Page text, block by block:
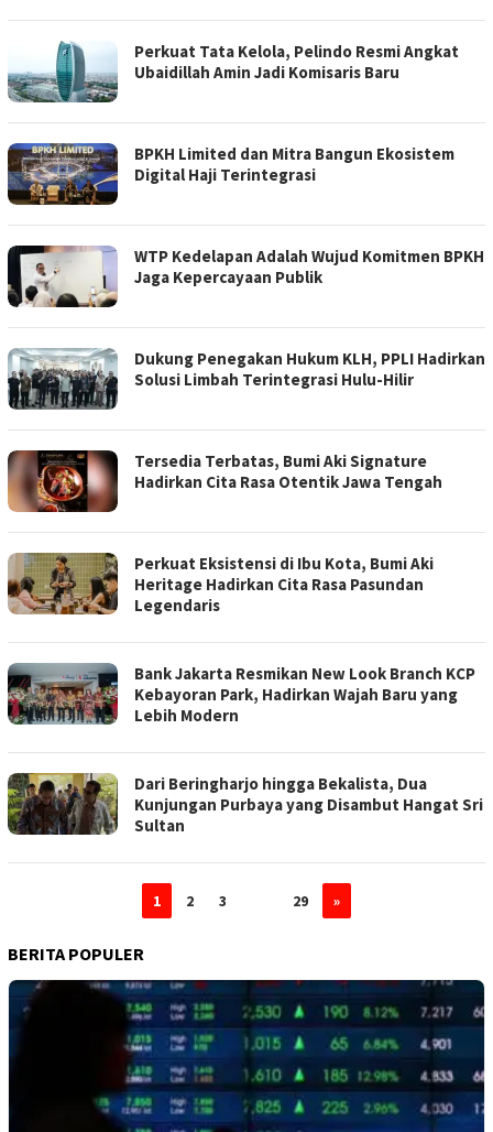
​Perkuat Tata Kelola, Pelindo Resmi Angkat
Ubaidillah Amin Jadi Komisaris Baru
BPKH Limited dan Mitra Bangun Ekosistem
Digital Haji Terintegrasi
WTP Kedelapan Adalah Wujud Komitmen BPKH
Jaga Kepercayaan Publik
Dukung Penegakan Hukum KLH, PPLI Hadirkan
Solusi Limbah Terintegrasi Hulu-Hilir
Tersedia Terbatas, Bumi Aki Signature
Hadirkan Cita Rasa Otentik Jawa Tengah
​Perkuat Eksistensi di Ibu Kota, Bumi Aki
Heritage Hadirkan Cita Rasa Pasundan
Legendaris
Bank Jakarta Resmikan New Look Branch KCP
Kebayoran Park, Hadirkan Wajah Baru yang
Lebih Modern
Dari Beringharjo hingga Bekalista, Dua
Kunjungan Purbaya yang Disambut Hangat Sri
Sultan
1 2 3 29 »
BERITA POPULER